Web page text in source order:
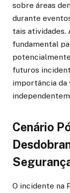
sobre áreas
durante
tais atividades.
fundamental
futuros
importância da
Cenário
O incidente na